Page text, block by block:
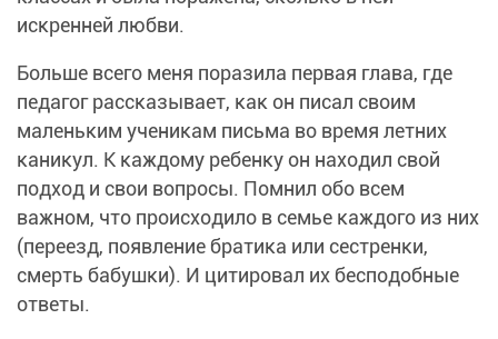
искренней любви.
Больше всего меня поразила первая глава, где
педагог рассказывает, как он писал своим
маленьким ученикам письма во время летних
каникул. К каждому ребенку он находил свой
подход и свои вопросы. Помнил обо всем
важном, что происходило в семье каждого из них
(переезд, появление братика или сестренки,
смерть бабушки). И цитировал их бесподобные
ответы.